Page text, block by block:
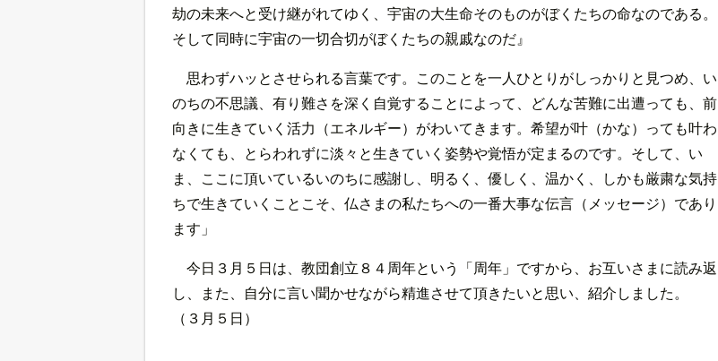
劫の未来へと受け継がれてゆく、宇宙の大生命そのものがぼくたちの命なのである。
そして同時に宇宙の一切合切がぼくたちの親戚なのだ』
思わずハッとさせられる言葉です。このことを一人ひとりがしっかりと見つめ、い
のちの不思議、有り難さを深く自覚することによって、どんな苦難に出遭っても、前
向きに生きていく活力（エネルギー）がわいてきます。希望が叶（かな）っても叶わ
なくても、とらわれずに淡々と生きていく姿勢や覚悟が定まるのです。そして、い
ま、ここに頂いているいのちに感謝し、明るく、優しく、温かく、しかも厳粛な気持
ちで生きていくことこそ、仏さまの私たちへの一番大事な伝言（メッセージ）であり
ます」
今日３月５日は、教団創立８４周年という「周年」ですから、お互いさまに読み返
し、また、自分に言い聞かせながら精進させて頂きたいと思い、紹介しました。
（３月５日）